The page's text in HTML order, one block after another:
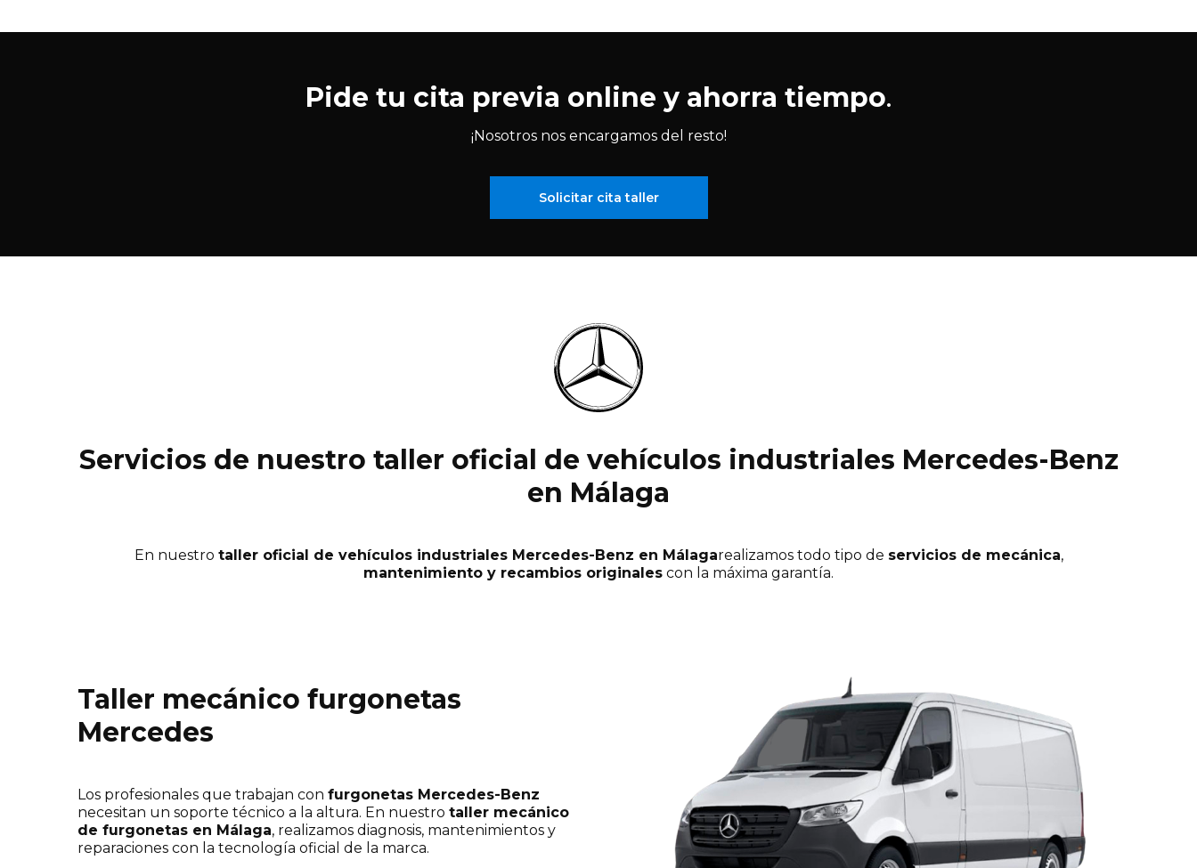
Pide tu cita previa online y ahorra tiempo.
¡Nosotros nos encargamos del resto!
Solicitar cita taller
Servicios de nuestro taller oficial de vehículos industriales Mercedes-Benz
en Málaga
En nuestro taller oficial de vehículos industriales Mercedes-Benz en Málagarealizamos todo tipo de servicios de mecánica,
mantenimiento y recambios originales con la máxima garantía.
Taller mecánico furgonetas
Mercedes
Los profesionales que trabajan con furgonetas Mercedes-Benz
necesitan un soporte técnico a la altura. En nuestro taller mecánico
de furgonetas en Málaga, realizamos diagnosis, mantenimientos y
reparaciones con la tecnología oficial de la marca.